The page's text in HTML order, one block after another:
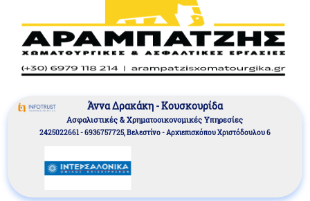
Άννα Δρακάκη - Κουσκουρίδα
Aσφαλιστικές & Χρηματοοικονομικές Υπηρεσίες
2425022661 - 6936757725, Βελεστίνο - Αρχιεπισκόπου Χριστόδουλου 6